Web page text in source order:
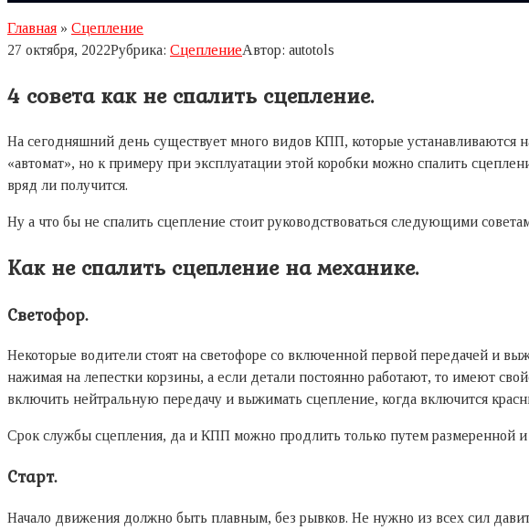
Главная » Сцепление
27 октября, 2022Рубрика: СцеплениеАвтор: autotols
4 совета как не спалить сцепление.
На сегодняшний день существует много видов КПП, которые устанавливаются
«автомат», но к примеру при эксплуатации этой коробки можно спалить
вряд ли получится.
Ну а что бы не спалить сцепление стоит руководствоваться следующими
Как не спалить сцепление на механике.
Светофор.
Некоторые водители стоят на светофоре со включенной первой передачей и
нажимая на лепестки корзины, а если детали постоянно работают, то имеют
включить нейтральную передачу и выжимать сцепление, когда включится
Срок службы сцепления, да и КПП можно продлить только путем размеренной
Старт.
Начало движения должно быть плавным, без рывков. Не нужно из всех сил